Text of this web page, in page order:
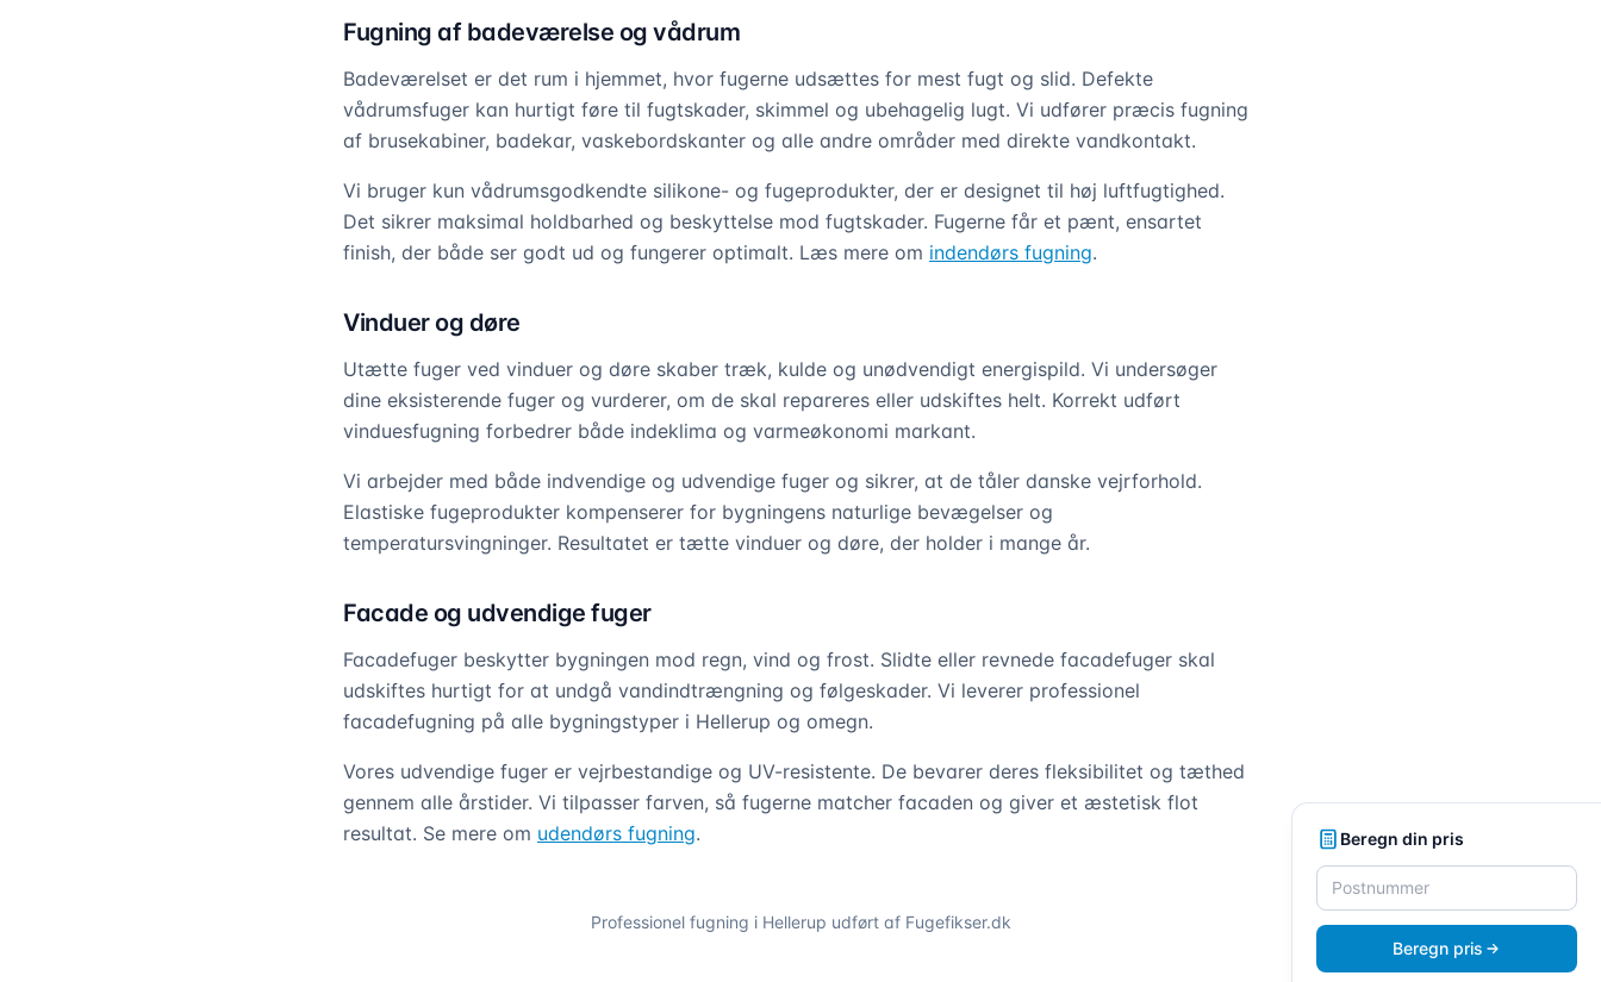
Beregn din pris
Beregn pris
Fugning af badeværelse og vådrum
Badeværelset er det rum i hjemmet, hvor fugerne udsættes for mest fugt og slid. Defekte
vådrumsfuger kan hurtigt føre til fugtskader, skimmel og ubehagelig lugt. Vi udfører præcis fugning
af brusekabiner, badekar, vaskebordskanter og alle andre områder med direkte vandkontakt.
Vi bruger kun vådrumsgodkendte silikone- og fugeprodukter, der er designet til høj luftfugtighed.
Det sikrer maksimal holdbarhed og beskyttelse mod fugtskader. Fugerne får et pænt, ensartet
finish, der både ser godt ud og fungerer optimalt. Læs mere om indendørs fugning.
Vinduer og døre
Utætte fuger ved vinduer og døre skaber træk, kulde og unødvendigt energispild. Vi undersøger
dine eksisterende fuger og vurderer, om de skal repareres eller udskiftes helt. Korrekt udført
vinduesfugning forbedrer både indeklima og varmeøkonomi markant.
Vi arbejder med både indvendige og udvendige fuger og sikrer, at de tåler danske vejrforhold.
Elastiske fugeprodukter kompenserer for bygningens naturlige bevægelser og
temperatursvingninger. Resultatet er tætte vinduer og døre, der holder i mange år.
Facade og udvendige fuger
Facadefuger beskytter bygningen mod regn, vind og frost. Slidte eller revnede facadefuger skal
udskiftes hurtigt for at undgå vandindtrængning og følgeskader. Vi leverer professionel
facadefugning på alle bygningstyper i Hellerup og omegn.
Vores udvendige fuger er vejrbestandige og UV-resistente. De bevarer deres fleksibilitet og tæthed
gennem alle årstider. Vi tilpasser farven, så fugerne matcher facaden og giver et æstetisk flot
resultat. Se mere om udendørs fugning.
Professionel fugning i Hellerup udført af Fugefikser.dk